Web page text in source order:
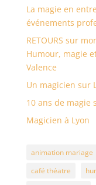
La magie en
événements
RETOURS sur
Humour, magie
Valence
Un magicien sur
10 ans de magie
Magicien à Lyon
animation mariage
café théatre